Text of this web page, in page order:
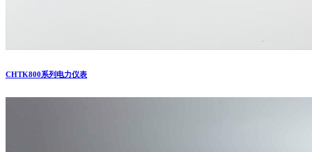
CHTK800系列电力仪表